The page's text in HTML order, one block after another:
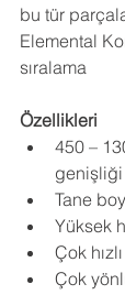
bu tür
Elemental
sıralama
Özellikleri
450 –
genişliği
Tane
Yüksek
Çok
Çok